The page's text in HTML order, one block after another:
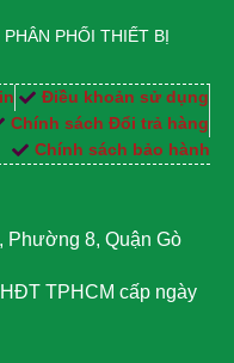
PHỐI THIẾT BỊ
Điều khoản sử dụng
Chính sách Đổi trả hàng
Chính sách bảo hành
Phường 8, Quận Gò
TPHCM cấp ngày